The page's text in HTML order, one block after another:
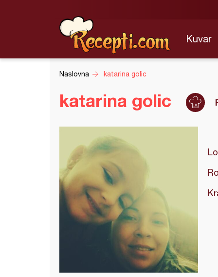
Kuvar
Naslovna katarina golic
katarina golic